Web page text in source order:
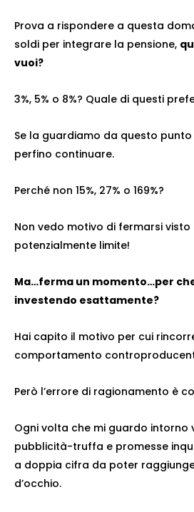
Prova a rispondere a questa
soldi per integrare la pensione,
vuoi?
3%, 5% o 8%? Quale di questi
Se la guardiamo da questo
perfino continuare.
Perché non 15%, 27% o 169%?
Non vedo motivo di fermarsi visto
potenzialmente limite!
Ma…ferma un momento…per
investendo esattamente?
Hai capito il motivo per cui
comportamento
Però l’errore di ragionamento è
Ogni volta che mi guardo intorno
pubblicità-truffa e promesse
a doppia cifra da poter
d’occhio.